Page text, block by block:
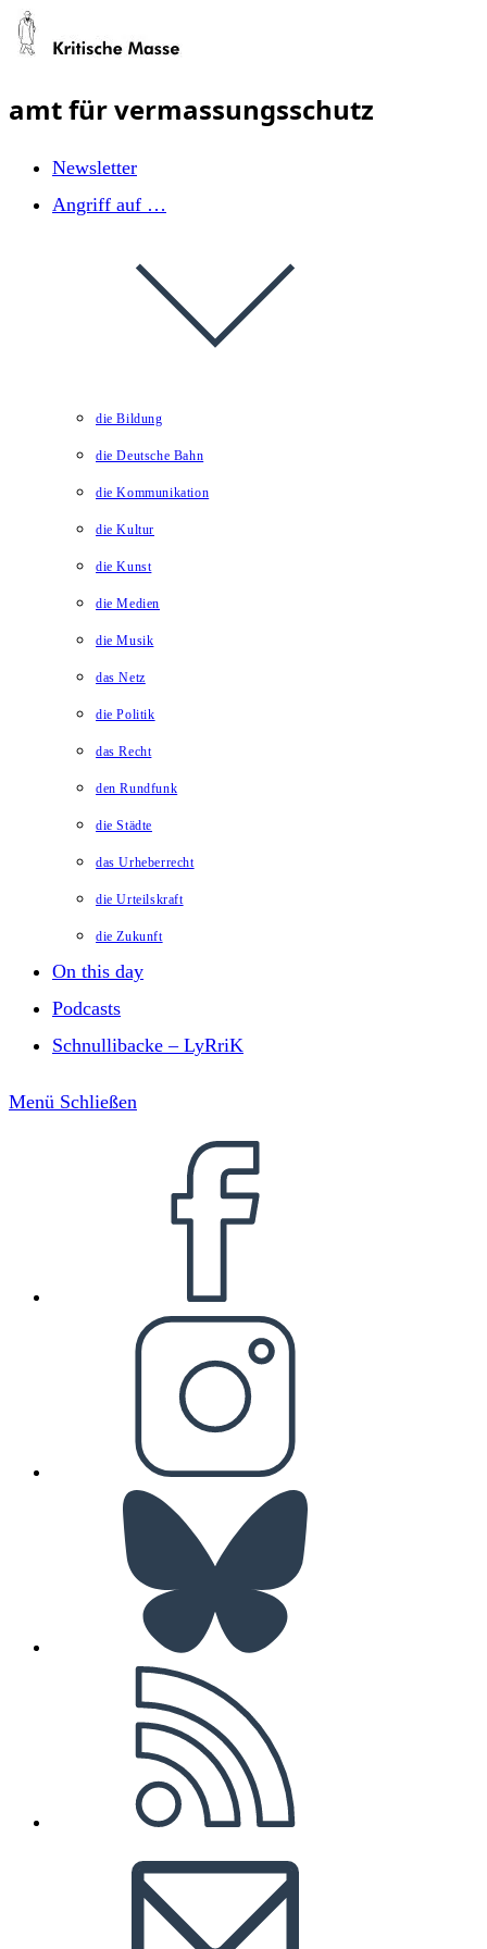
Zum
springen
amt für vermassungsschutz
Newsletter
Angriff auf …
die Bildung
die Deutsche Bahn
die Kommunikation
die Kultur
die Kunst
die Medien
die Musik
das Netz
die Politik
das Recht
den Rundfunk
die Städte
das Urheberrecht
die Urteilskraft
die Zukunft
On this day
Podcasts
Schnullibacke – LyRriK
Menü Schließen